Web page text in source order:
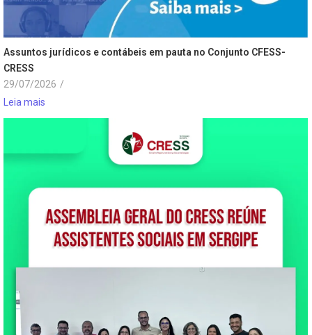
Assuntos jurídicos e contábeis em pauta no Conjunto CFESS-
CRESS
29/07/2026 /
Leia mais